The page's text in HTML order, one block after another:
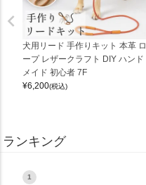
犬用リード 手作りキット 本革 ロ
ープ レザークラフト DIY ハンド
メイド 初心者 7F
¥6,200(税込)
ランキング
1